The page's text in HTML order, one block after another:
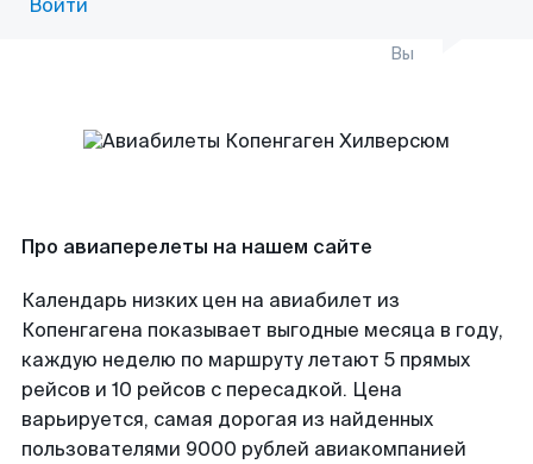
Войти
Вы
Про авиаперелеты на нашем сайте
Календарь низких цен на авиабилет из
Копенгагена показывает выгодные месяца в году,
каждую неделю по маршруту летают 5 прямых
рейсов и 10 рейсов с пересадкой. Цена
варьируется, самая дорогая из найденных
пользователями 9000 рублей авиакомпанией